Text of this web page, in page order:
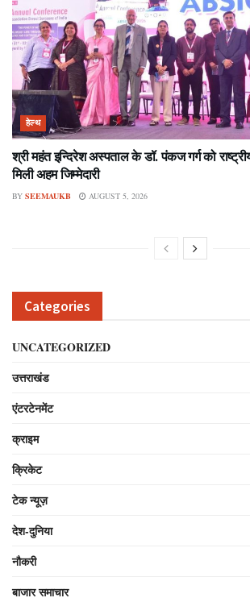
हेल्थ
श्री महंत इन्दिरेश अस्पताल के डॉ. पंकज गर्ग को
मिली अहम जिम्मेदारी
BY SEEMAUKB AUGUST 5, 2026
Categories
UNCATEGORIZED
उत्तराखंड
एंटरटेनमेंट
क्राइम
क्रिकेट
टेक न्यूज़
देश-दुनिया
नौकरी
बाजार समाचार